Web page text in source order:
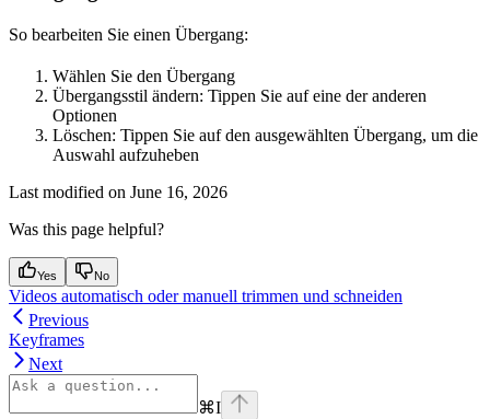
So bearbeiten Sie einen Übergang:
Wählen Sie den Übergang
Übergangsstil ändern: Tippen Sie auf eine der anderen
Optionen
Löschen: Tippen Sie auf den ausgewählten Übergang, um die
Auswahl aufzuheben
Last modified on June 16, 2026
Was this page helpful?
Yes No
Videos automatisch oder manuell trimmen und schneiden
Previous
Keyframes
Next
⌘I